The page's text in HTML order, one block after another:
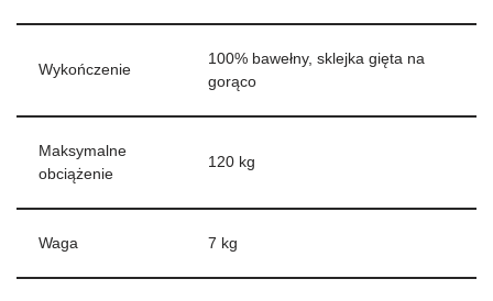
Wykończenie
100% bawełny, sklejka gięta na
gorąco
Maksymalne
obciążenie
120 kg
Waga 7 kg